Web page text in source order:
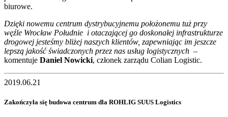
biurowe.
Dzięki nowemu centrum dystrybucyjnemu położonemu tuż przy
węźle Wrocław Południe i otaczającej go doskonałej infrastrukturze
drogowej jesteśmy bliżej naszych klientów, zapewniając im jeszcze
lepszą jakość świadczonych przez nas usług logistycznych –
komentuje Daniel Nowicki, członek zarządu Colian Logistic.
2019.06.21
Zakończyła się budowa centrum dla ROHLIG SUUS Logistics